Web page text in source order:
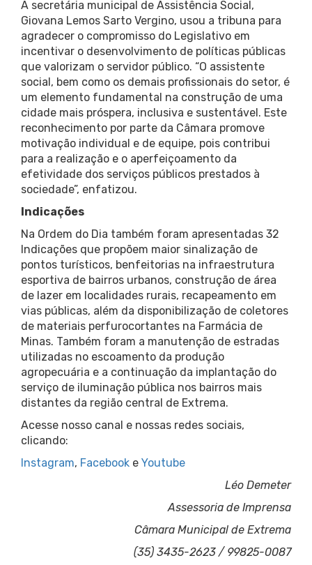
A secretária municipal de Assistência Social,
Giovana Lemos Sarto Vergino, usou a tribuna para
agradecer o compromisso do Legislativo em
incentivar o desenvolvimento de políticas públicas
que valorizam o servidor público. “O assistente
social, bem como os demais profissionais do setor, é
um elemento fundamental na construção de uma
cidade mais próspera, inclusiva e sustentável. Este
reconhecimento por parte da Câmara promove
motivação individual e de equipe, pois contribui
para a realização e o aperfeiçoamento da
efetividade dos serviços públicos prestados à
sociedade”, enfatizou.
Indicações
Na Ordem do Dia também foram apresentadas 32
Indicações que propõem maior sinalização de
pontos turísticos, benfeitorias na infraestrutura
esportiva de bairros urbanos, construção de área
de lazer em localidades rurais, recapeamento em
vias públicas, além da disponibilização de coletores
de materiais perfurocortantes na Farmácia de
Minas. Também foram a manutenção de estradas
utilizadas no escoamento da produção
agropecuária e a continuação da implantação do
serviço de iluminação pública nos bairros mais
distantes da região central de Extrema.
Acesse nosso canal e nossas redes sociais,
clicando:
Instagram, Facebook e Youtube
Léo Demeter
Assessoria de Imprensa
Câmara Municipal de Extrema
(35) 3435-2623 / 99825-0087